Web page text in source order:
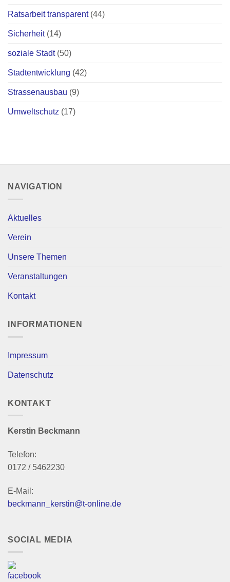
Ratsarbeit transparent(44)
Sicherheit(14)
soziale Stadt(50)
Stadtentwicklung (42)
Strassenausbau (9)
Umweltschutz (17)
NAVIGATION
Aktuelles
Verein
Unsere Themen
Veranstaltungen
Kontakt
INFORMATIONEN
Impressum
Datenschutz
KONTAKT
Kerstin Beckmann
Telefon:
0172 / 5462230
E-Mail:
beckmann_kerstin@t-online.de
SOCIAL MEDIA